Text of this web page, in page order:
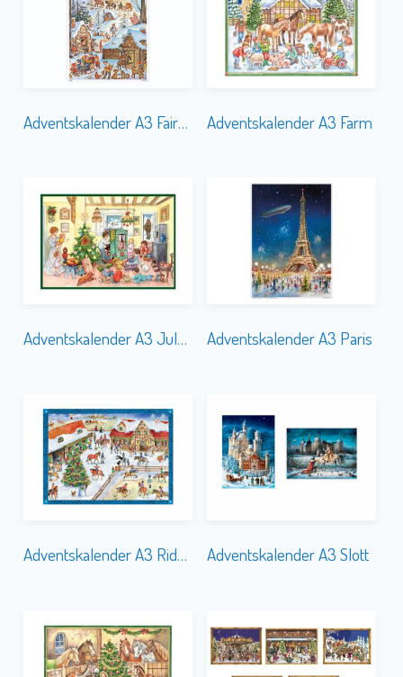
Adventskalender A3 Fairytale Adventskalender A3 Farm
Adventskalender A3 Julmys Adventskalender A3 Paris
Adventskalender A3 Ridskola Adventskalender A3 Slott